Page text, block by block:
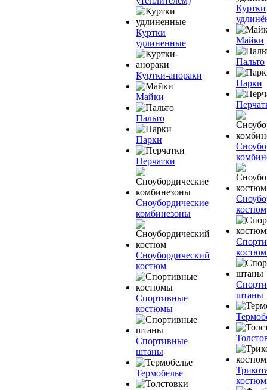
Куртки
удлиненные
Куртки-анораки
Майки
Пальто
Парки
Перчатки
Сноубордические
комбинезоны
Сноубордический
костюм
Спортивные
костюмы
Спортивные
штаны
Термобелье
Куртки
Майки
Пальто
Парки
костюм
штаны